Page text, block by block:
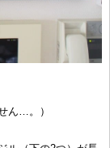
ん…。）